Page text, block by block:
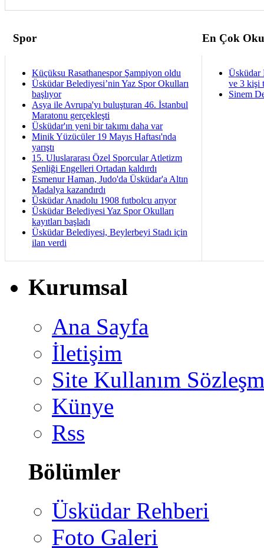
Spor En Çok
Küçüksu Rasathanespor Şampiyon oldu
Üsküdar Belediyesi’nin Yaz Spor Okulları
başlıyor
Asya ile Avrupa'yı buluşturan 46. İstanbul
Maratonu gerçekleşti
Üsküdar'ın yeni bir takımı daha var
Minik Yüzücüler 19 Mayıs Haftası'nda
yarıştı
15. Uluslararası Özel Sporcular Atletizm
Şenliği Engelleri Ortadan kaldırdı
Esmenur Haman, Judo'da Üsküdar'a Altın
Madalya kazandırdı
Üsküdar Anadolu 1908 futbolcu arıyor
Üsküdar Belediyesi Yaz Spor Okulları
kayıtları başladı
Üsküdar Belediyesi, Beylerbeyi Stadı için
ilan verdi
Üsküdar
ve 3 kişi
Sinem
Kurumsal
Ana Sayfa
İletişim
Site Kullanım
Künye
Rss
Bölümler
Üsküdar Rehberi
Foto Galeri